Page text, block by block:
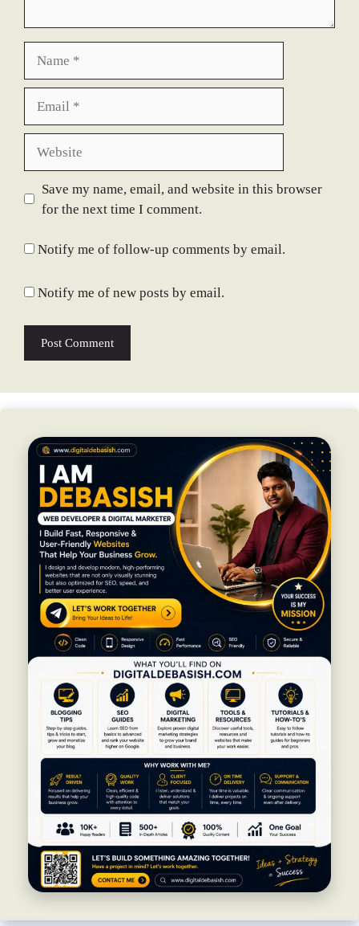
Save my name, email, and website in this browser
for the next time I comment.
Notify me of follow-up comments by email.
Notify me of new posts by email.